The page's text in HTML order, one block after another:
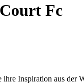
Fc
Inspiration aus der